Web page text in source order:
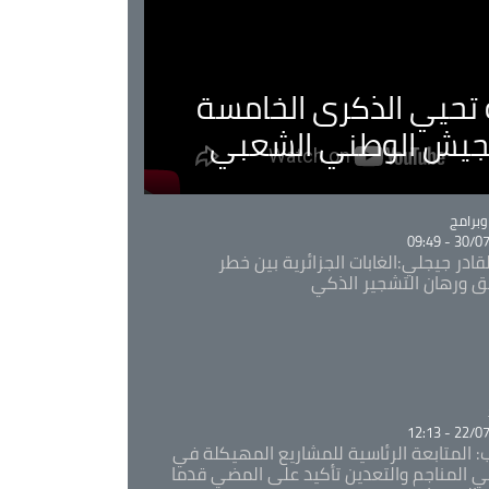
تحيي الذكرى الخامسة
الوطني الشعبي
30/07/
جيجلي:الغابات الجزائرية بين خطر
ورهان التشجير الذكي
22/07/
المتابعة الرئاسية للمشاريع المهيكلة في
المناجم والتعدين تأكيد على المضي قدما